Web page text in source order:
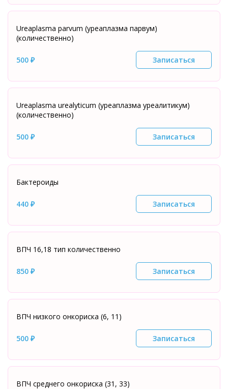
Ureaplasma parvum (уреаплазма парвум)
(количественно)
500 ₽ Записаться
Ureaplasma urealyticum (уреаплазма уреалитикум)
(количественно)
500 ₽ Записаться
Бактероиды
440 ₽ Записаться
ВПЧ 16,18 тип количественно
850 ₽ Записаться
ВПЧ низкого онкориска (6, 11)
500 ₽ Записаться
ВПЧ среднего онкориска (31, 33)